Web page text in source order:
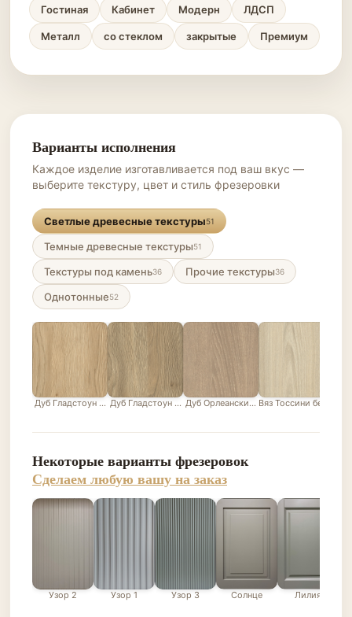
Гостиная Кабинет Модерн ЛДСП
Металл со стеклом закрытые Премиум
Варианты исполнения
Каждое изделие изготавливается под ваш вкус —
выберите текстуру, цвет и стиль фрезеровки
Светлые древесные текстуры51
Темные древесные текстуры51
Текстуры под камень36 Прочие текстуры36
Однотонные52
Дуб Гладстоун песочныйДуб Гладстоун серо-бежевыйДуб Орлеанский песочно-бежевый
Вяз Тоссини белый
Некоторые варианты фрезеровок
Сделаем любую вашу на заказ
Узор 2 Узор 1 Узор 3 Солнце Лилия